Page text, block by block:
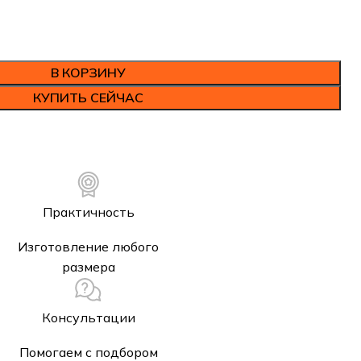
В КОРЗИНУ
КУПИТЬ СЕЙЧАС
Практичность
Изготовление любого
размера
Консультации
Помогаем с подбором